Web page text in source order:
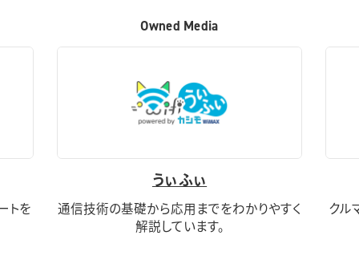
Owned Media
トを
うぃふぃ
通信技術の基礎から応用までをわかりやすく
解説しています。
クル